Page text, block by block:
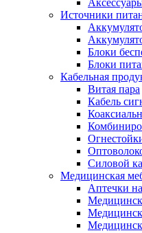
Источники
Блоки
Блоки
Кабельная
Витая пара
Кабель
Силовой
Медицинская
Аптечки